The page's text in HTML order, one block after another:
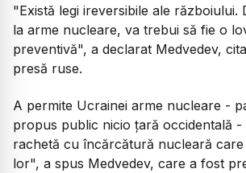
"Există legi ireversibile ale războiului.
la arme nucleare, va trebui să fie o
preventivă", a declarat Medvedev,
presă ruse.
A permite Ucrainei arme nucleare -
propus public nicio ţară occidentală
rachetă cu încărcătură nucleară
lor", a spus Medvedev, care a fost